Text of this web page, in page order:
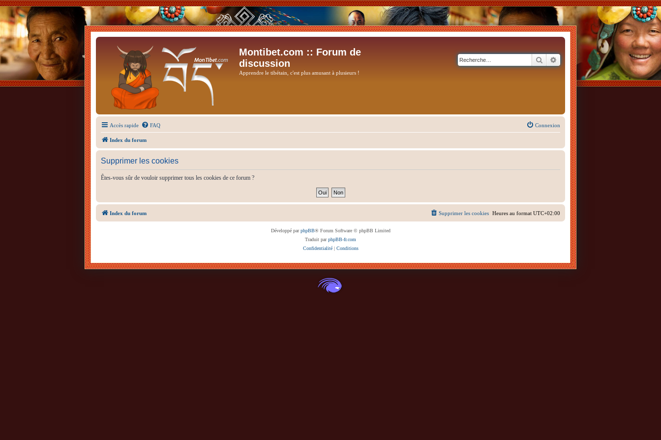
Montibet.com :: Forum de
discussion
Apprendre le tibétain, c'est plus amusant à plusieurs !
RechercherRecherche avancée
Accès rapide FAQ Connexion
Index du forum
Supprimer les cookies
Êtes-vous sûr de vouloir supprimer tous les cookies de ce forum ?
Index du forum Heures au format UTC+02:00
Supprimer les cookies
Développé parphpBB® Forum Software © phpBB Limited
Traduit parphpBB-fr.com
Confidentialité| Conditions